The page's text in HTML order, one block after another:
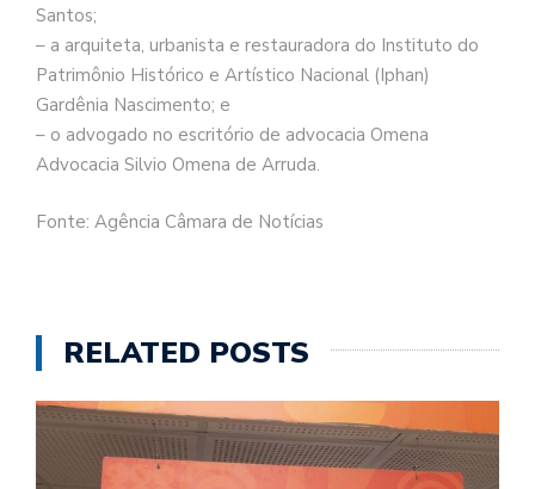
Santos;
– a arquiteta, urbanista e restauradora do Instituto do
Patrimônio Histórico e Artístico Nacional (Iphan)
Gardênia Nascimento; e
– o advogado no escritório de advocacia Omena
Advocacia Silvio Omena de Arruda.
Fonte: Agência Câmara de Notícias
RELATED POSTS